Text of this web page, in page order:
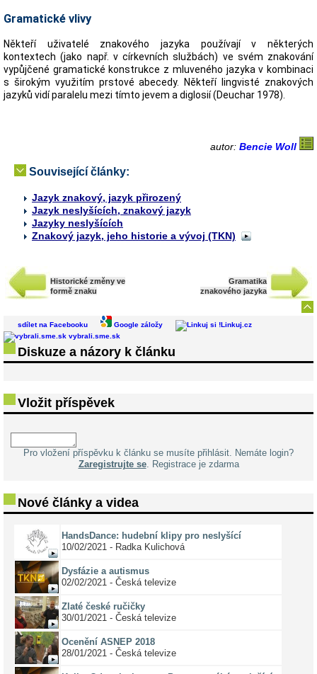
Gramatické vlivy
Někteří uživatelé znakového jazyka používají v některých
kontextech (jako např. v církevních službách) ve svém znakování
vypůjčené gramatické konstrukce z mluveného jazyka v kombinaci
s širokým využitím prstové abecedy. Někteří lingvisté znakových
jazyků vidí paralelu mezi tímto jevem a diglosií (Deuchar 1978).
autor: Bencie Woll
Související články:
Jazyk znakový, jazyk přirozený
Jazyk neslyšících, znakový jazyk
Jazyky neslyšících
Znakový jazyk, jeho historie a vývoj (TKN)
Historické změny ve
formě znaku
Gramatika
znakového jazyka
sdílet na Facebooku Google záložy
Linkuj.cz
vybrali.sme.sk
Diskuze a názory k článku
Vložit příspěvek
Pro vložení příspěvku k článku se musíte přihlásit. Nemáte login?
Zaregistrujte se. Registrace je zdarma
Nové články a videa
HandsDance: hudební klipy pro neslyšící
10/02/2021 - Radka Kulichová
Dysfázie a autismus
02/02/2021 - Česká televize
Zlaté české ručičky
30/01/2021 - Česká televize
Ocenění ASNEP 2018
28/01/2021 - Česká televize